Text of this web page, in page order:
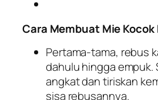
Cara Membuat Mie
Pertama-tama, rebus
dahulu hingga empuk.
angkat dan tiriskan
sisa rebusannya.